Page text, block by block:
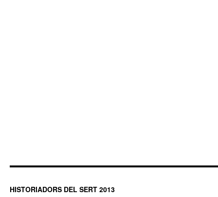
HISTORIADORS DEL SERT 2013